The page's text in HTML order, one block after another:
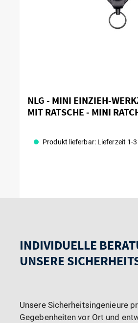
NLG - MINI EINZIEH-
MIT RATSCHE - MINI
Produkt lieferbar: Lieferzeit 1-3
INDIVIDUELLE
UNSERE
Unsere Sicherheitsingenieure
Gegebenheiten vor Ort und